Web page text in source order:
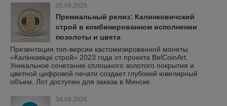
05.08.2026
Премиальный релиз: Калинковичский
строй в комбинированном исполнении
позолоты и цвета
Презентация топ-версии кастомизированной монеты
«Калінкавіцкі строй» 2023 года от проекта BelCoinArt.
Уникальное сочетание сплошного золотого покрытия и
цветной цифровой печати создает глубокий ювелирный
объем. Лот доступен для заказа в Минске.
04.08.2026